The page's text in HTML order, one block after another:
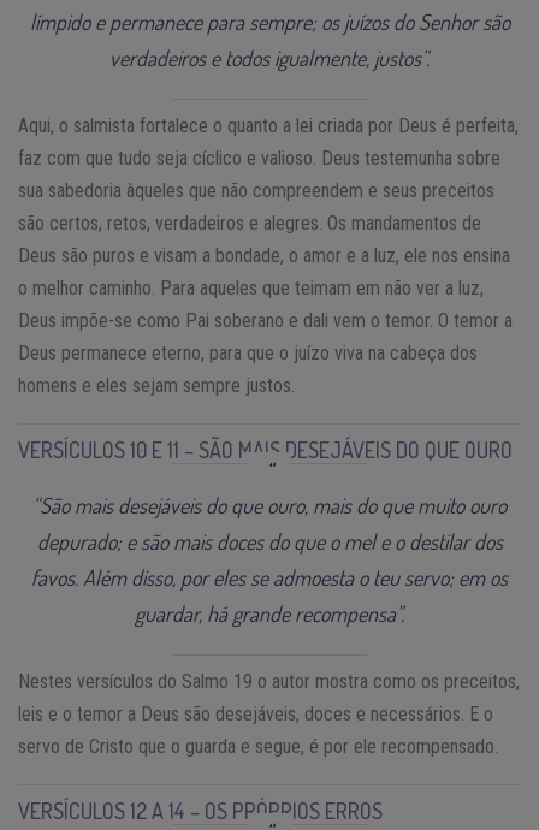
límpido e permanece para sempre; os juízos do Senhor são
verdadeiros e todos igualmente, justos”.
Aqui, o salmista fortalece o quanto a lei criada por Deus é perfeita,
faz com que tudo seja cíclico e valioso. Deus testemunha sobre
sua sabedoria àqueles que não compreendem e seus preceitos
são certos, retos, verdadeiros e alegres. Os mandamentos de
Deus são puros e visam a bondade, o amor e a luz, ele nos ensina
o melhor caminho. Para aqueles que teimam em não ver a luz,
Deus impõe-se como Pai soberano e dali vem o temor. O temor a
Deus permanece eterno, para que o juízo viva na cabeça dos
homens e eles sejam sempre justos.
VERSÍCULOS 10 E 11 – SÃO MAIS DESEJÁVEIS DO QUE OURO
“São mais desejáveis do que ouro, mais do que muito ouro
depurado; e são mais doces do que o mel e o destilar dos
favos. Além disso, por eles se admoesta o teu servo; em os
guardar, há grande recompensa”.
Nestes versículos do Salmo 19 o autor mostra como os preceitos,
leis e o temor a Deus são desejáveis, doces e necessários. E o
servo de Cristo que o guarda e segue, é por ele recompensado.
VERSÍCULOS 12 A 14 – OS PRÓPRIOS ERROS